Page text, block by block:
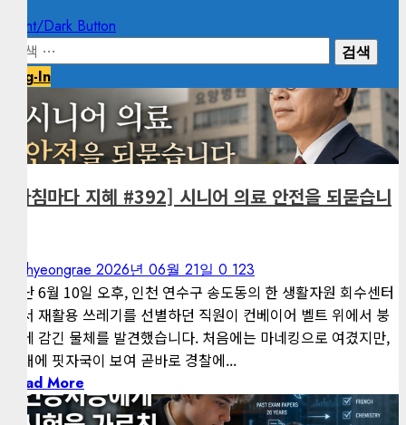
Light/Dark Button
Log-In
게재된 글
아침마다 지혜
[아침마다 지혜 #392] 시니어 의료 안전을 되묻습니
kimhyeongrae 2026년 06월 21일 0 123
지난 6월 10일 오후, 인천 연수구 송도동의 한 생활자원 회수센터
에서 재활용 쓰레기를 선별하던 직원이 컨베이어 벨트 위에서 붕
대에 감긴 물체를 발견했습니다. 처음에는 마네킹으로 여겼지만,
붕대에 핏자국이 보여 곧바로 경찰에...
Read More
1 minute read